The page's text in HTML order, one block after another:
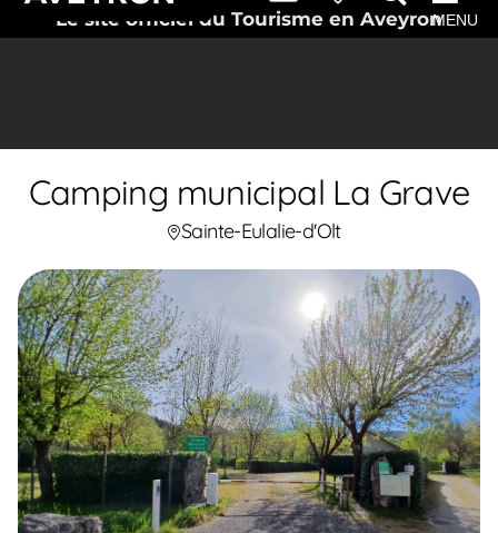
Le site officiel du Tourisme en AveyronMENU
Camping municipal La Grave
Sainte-Eulalie-d'Olt